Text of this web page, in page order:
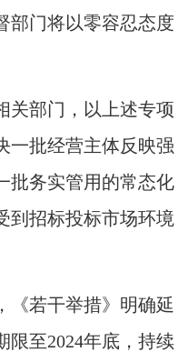
部门将以零容忍态度
关部门，以上述专项
一批经营主体反映强
批务实管用的常态化
到招标投标市场环境
《若干举措》明确延
限至2024年底，持续